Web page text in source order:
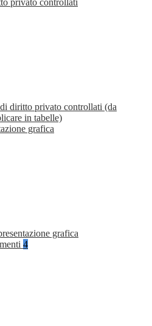
privato controllati
diritto privato controllati (da
in tabelle)
grafica
grafica
4